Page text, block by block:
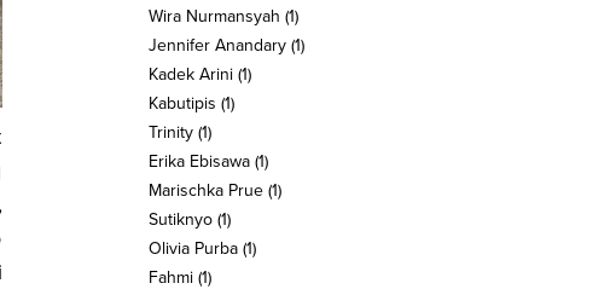
Wira Nurmansyah (1)
Jennifer Anandary (1)
Kadek Arini (1)
Kabutipis (1)
Trinity (1)
Erika Ebisawa (1)
Marischka Prue (1)
Sutiknyo (1)
Olivia Purba (1)
Fahmi (1)